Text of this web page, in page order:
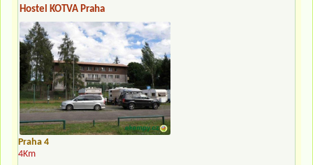
Hostel KOTVA Praha
Praha 4
4Km